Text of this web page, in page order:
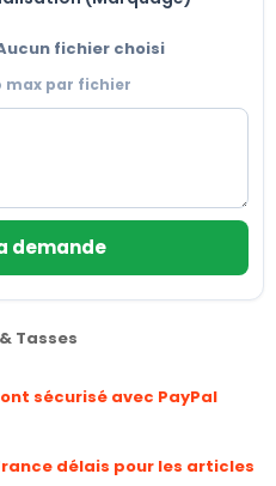
fichier choisi
max par fichier
demande
Tasses
sécurisé avec PayPal
délais pour les articles